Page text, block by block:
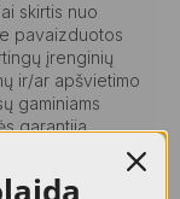
skirtis nuo
pavaizduotos
įrenginių
ir/ar apšvietimo
gaminiams
garantija.